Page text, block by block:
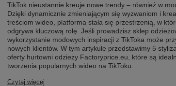
TikTok nieustannie kreuje nowe trendy – również w
Dzięki dynamicznie zmieniającym się wyzwaniom i
treściom wideo, platforma stała się przestrzenią, w
odgrywa kluczową rolę. Jeśli prowadzisz sklep
wykorzystanie modowych inspiracji z TikToka może
nowych klientów. W tym artykule przedstawimy 5
oferty hurtowni odzieży Factoryprice.eu, które są
tworzenia popularnych wideo na TikToku.
Czytaj więcej